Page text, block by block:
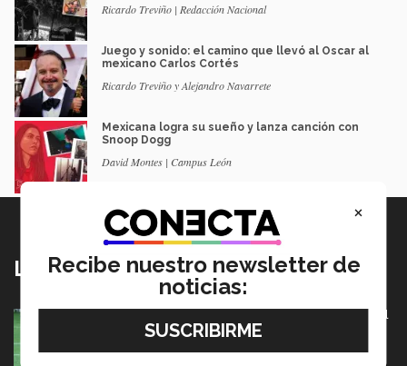
Ricardo Treviño | Redacción Nacional
Juego y sonido: el camino que llevó al Oscar al
mexicano Carlos Cortés
Ricardo Treviño y Alejandro Navarrete
Mexicana logra su sueño y lanza canción con
Snoop Dogg
David Montes | Campus León
Lo más nuevo
México va por pase olímpico en mundial de flag football
en Alemania
07 Agosto 2026
×
Recibe nuestro newsletter de
noticias: